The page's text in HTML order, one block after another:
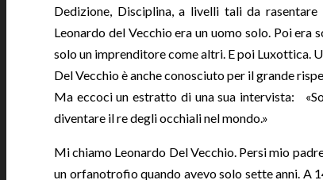
Dedizione, Disciplina, a livelli tali da
Leonardo del Vecchio era un uomo solo. Poi
solo un imprenditore come altri. E poi Luxottica.
Del Vecchio è anche conosciuto per il grande
Ma eccoci un estratto di una sua intervista:
diventare il re degli occhiali nel mondo.»
Mi chiamo Leonardo Del Vecchio. Persi mio
un orfanotrofio quando avevo solo sette anni. A